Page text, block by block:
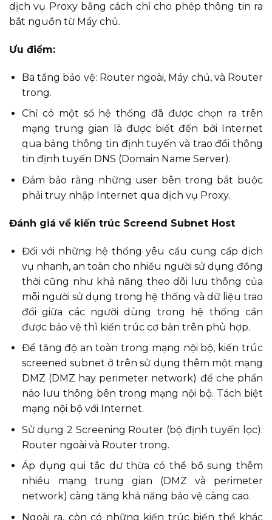
dịch vụ Proxy bằng cách chỉ cho phép thông tin ra
bắt nguồn từ Máy chủ.
Ưu điểm:
Ba tầng bảo vệ: Router ngoài, Máy chủ, và Router
trong.
Chỉ có một số hệ thống đã được chọn ra trên
mạng trung gian là được biết đến bởi Internet
qua bảng thông tin định tuyến và trao đổi thông
tin định tuyến DNS (Domain Name Server).
Đảm bảo rằng những user bên trong bắt buộc
phải truy nhập Internet qua dịch vụ Proxy.
Đánh giá về kiến trúc Screend Subnet Host
Đối với những hệ thống yêu cầu cung cấp dịch
vụ nhanh, an toàn cho nhiều người sử dụng đồng
thời cũng như khả năng theo dõi lưu thông của
mỗi người sử dụng trong hệ thống và dữ liệu trao
đổi giữa các người dùng trong hệ thống cần
được bảo vệ thì kiến trúc cơ bản trên phù hợp.
Để tăng độ an toàn trong mạng nội bộ, kiến trúc
screened subnet ở trên sử dụng thêm một mạng
DMZ (DMZ hay perimeter network) để che phần
nào lưu thông bên trong mạng nội bộ. Tách biệt
mạng nội bộ với Internet.
Sử dụng 2 Screening Router (bộ định tuyến lọc):
Router ngoài và Router trong.
Áp dụng qui tắc dư thừa có thể bổ sung thêm
nhiều mạng trung gian (DMZ và perimeter
network) càng tăng khả năng bảo vệ càng cao.
Ngoài ra, còn có những kiến trúc biến thể khác